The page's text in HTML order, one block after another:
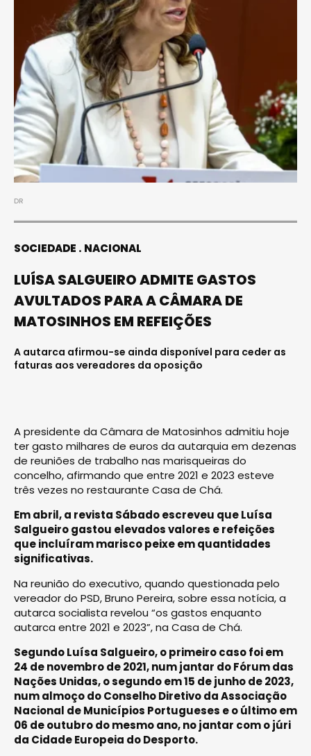
DR
SOCIEDADE NACIONAL
LUÍSA SALGUEIRO ADMITE GASTOS
AVULTADOS PARA A CÂMARA DE
MATOSINHOS EM REFEIÇÕES
A autarca afirmou-se ainda disponível para ceder as
faturas aos vereadores da oposição
A presidente da Câmara de Matosinhos admitiu hoje
ter gasto milhares de euros da autarquia em dezenas
de reuniões de trabalho nas marisqueiras do
concelho, afirmando que entre 2021 e 2023 esteve
três vezes no restaurante Casa de Chá.
Em abril, a revista Sábado escreveu que Luísa
Salgueiro gastou elevados valores e refeições
que incluíram marisco peixe em quantidades
significativas.
Na reunião do executivo, quando questionada pelo
vereador do PSD, Bruno Pereira, sobre essa notícia, a
autarca socialista revelou “os gastos enquanto
autarca entre 2021 e 2023”, na Casa de Chá.
Segundo Luísa Salgueiro, o primeiro caso foi em
24 de novembro de 2021, num jantar do Fórum das
Nações Unidas, o segundo em 15 de junho de 2023,
num almoço do Conselho Diretivo da Associação
Nacional de Municípios Portugueses e o último em
06 de outubro do mesmo ano, no jantar com o júri
da Cidade Europeia do Desporto.